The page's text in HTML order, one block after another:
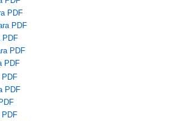
PDF
PDF
PDF
PDF
PDF
PDF
PDF
PDF